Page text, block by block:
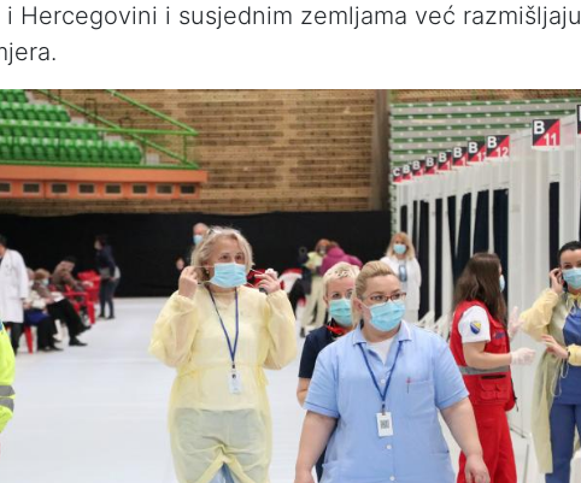
Hercegovini i susjednim zemljama već razmišljaju